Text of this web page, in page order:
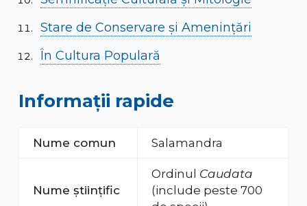
Stare de Conservare și Amenințări
În Cultura Populară
Informații rapide
Nume comun Salamandra
Nume științific
Ordinul Caudata
(include peste 700